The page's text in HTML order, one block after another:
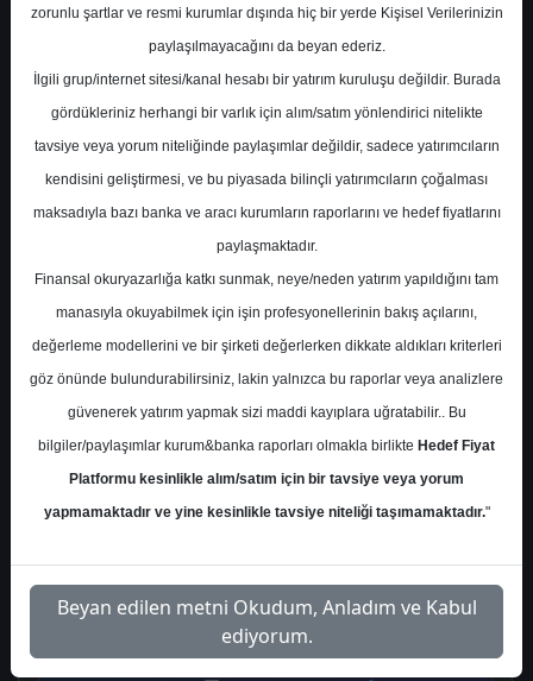
En Yüksek Tahmin 206,96 ₺
Ortalama Fiyat Tahmini 186,96 ₺
Ortalama Getiri Potansiyeli %46.29
Kurum Sayısı
21
Al
11
Tut
1
Endeks
Get.
7
Tavsiye
1
Nötr
1
Cuma, 26 Aralık 2025
zorunlu şartlar ve resmi kurumlar dışında hiç bir yerde Kişisel Verilerinizin
paylaşılmayacağını da beyan ederiz.
İlgili grup/internet sitesi/kanal hesabı bir yatırım kuruluşu değildir. Burada
gördükleriniz herhangi bir varlık için alım/satım yönlendirici nitelikte
tavsiye veya yorum niteliğinde paylaşımlar değildir, sadece yatırımcıların
kendisini geliştirmesi, ve bu piyasada bilinçli yatırımcıların çoğalması
maksadıyla bazı banka ve aracı kurumların raporlarını ve hedef fiyatlarını
paylaşmaktadır.
Finansal okuryazarlığa katkı sunmak, neye/neden yatırım yapıldığını tam
manasıyla okuyabilmek için işin profesyonellerinin bakış açılarını,
değerleme modellerini ve bir şirketi değerlerken dikkate aldıkları kriterleri
göz önünde bulundurabilirsiniz, lakin yalnızca bu raporlar veya analizlere
güvenerek yatırım yapmak sizi maddi kayıplara uğratabilir.. Bu
bilgiler/paylaşımlar kurum&banka raporları olmakla birlikte Hedef Fiyat
Platformu kesinlikle alım/satım için bir tavsiye veya yorum
yapmamaktadır ve yine kesinlikle tavsiye niteliği taşımamaktadır."
Beyan edilen metni Okudum, Anladım ve Kabul
ediyorum.